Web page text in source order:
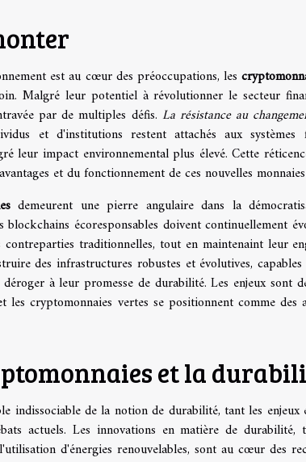
est au cœur des préoccupations, les
Malgré leur potentiel à révolutionner le secteur
par de multiples défis. La résistance au
et d'institutions restent attachés aux
leur impact environnemental plus élevé. Cette
et du fonctionnement de ces nouvelles
demeurent une pierre angulaire dans la
blockchains écoresponsables doivent continuellement
traditionnelles, tout en maintenaint leur
des infrastructures robustes et évolutives,
à leur promesse de durabilité. Les enjeux sont
cryptomonnaies vertes se positionnent comme des
et la
indissociable de la notion de durabilité, tant les
actuels. Les innovations en matière de
d'énergies renouvelables, sont au cœur des